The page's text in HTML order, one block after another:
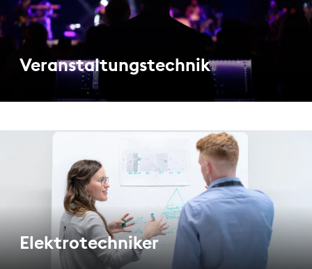
Veranstaltungstechnik
Elektrotechniker